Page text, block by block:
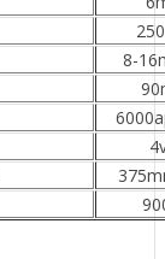
8-